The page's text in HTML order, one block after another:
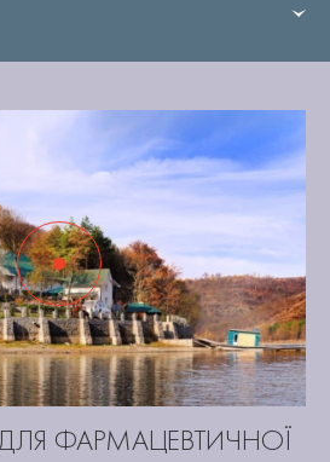
ФАРМАЦЕВТИЧНОЇ